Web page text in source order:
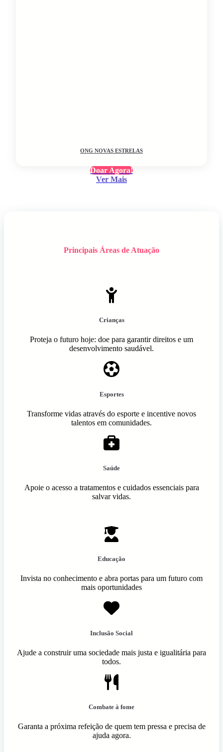
ONG NOVAS ESTRELAS
Doar Agora!
Ver Mais
Principais Áreas de Atuação
Crianças
Proteja o futuro hoje: doe para garantir direitos e um
desenvolvimento saudável.
Esportes
Transforme vidas através do esporte e incentive novos
talentos em comunidades.
Saúde
Apoie o acesso a tratamentos e cuidados essenciais para
salvar vidas.
Educação
Invista no conhecimento e abra portas para um futuro com
mais oportunidades
Inclusão Social
Ajude a construir uma sociedade mais justa e igualitária para
todos.
Combate à fome
Garanta a próxima refeição de quem tem pressa e precisa de
ajuda agora.